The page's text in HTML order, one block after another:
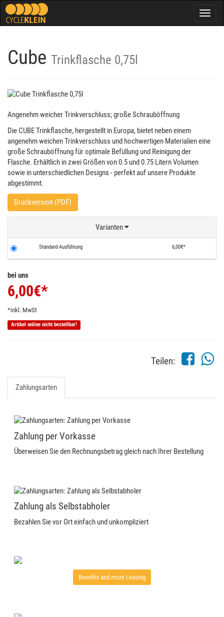
Cube Trinkflasche 0,75l
Angenehm weicher Trinkverschluss; große Schrauböffnung
Die CUBE Trinkflasche, hergestellt in Europa, bietet neben einem
angenehm weichen Trinkverschluss und hochwertigen Materialien eine
große Schrauböffnung für optimale Befüllung und Reinigung der
Flasche. Erhältlich in zwei Größen von 0.5 und 0.75 Litern Volumen
sowie in unterschiedlichen Designs - perfekt auf unsere Produkte
abgestimmt.
Druckversion (PDF)
Varianten
Standard-Ausführung 6,00€*
bei uns
6,00€*
*inkl. MwSt
Artikel online nicht bestellbar!
Teilen:
Zahlungsarten
Zahlung per Vorkasse
Überweisen Sie den Rechnungsbetrag gleich nach Ihrer Bestellung
Zahlung als Selbstabholer
Bezahlen Sie vor Ort einfach und unkompliziert
Benefits and more Leasing